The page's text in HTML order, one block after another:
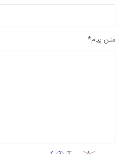
متن پیام*